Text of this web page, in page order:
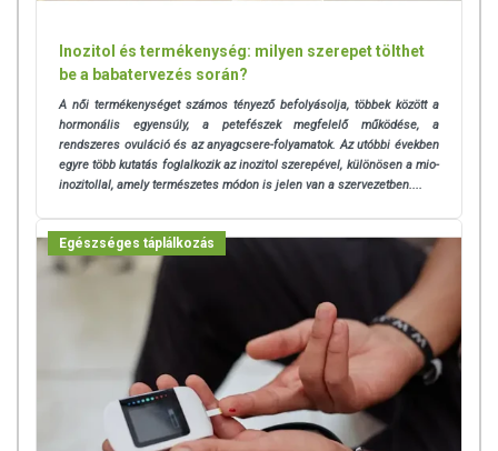
Inozitol és termékenység: milyen szerepet tölthet
be a babatervezés során?
A női termékenységet számos tényező befolyásolja, többek között a
hormonális egyensúly, a petefészek megfelelő működése, a
rendszeres ovuláció és az anyagcsere-folyamatok. Az utóbbi években
egyre több kutatás foglalkozik az inozitol szerepével, különösen a mio-
inozitollal, amely természetes módon is jelen van a szervezetben....
Egészséges táplálkozás